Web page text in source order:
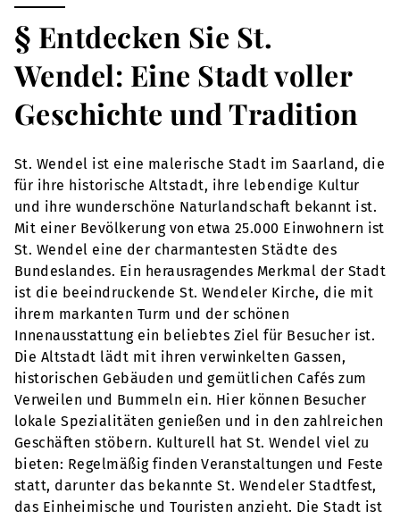
§ Entdecken Sie St.
Wendel: Eine Stadt voller
Geschichte und Tradition
St. Wendel ist eine malerische Stadt im Saarland, die
für ihre historische Altstadt, ihre lebendige Kultur
und ihre wunderschöne Naturlandschaft bekannt ist.
Mit einer Bevölkerung von etwa 25.000 Einwohnern ist
St. Wendel eine der charmantesten Städte des
Bundeslandes. Ein herausragendes Merkmal der Stadt
ist die beeindruckende St. Wendeler Kirche, die mit
ihrem markanten Turm und der schönen
Innenausstattung ein beliebtes Ziel für Besucher ist.
Die Altstadt lädt mit ihren verwinkelten Gassen,
historischen Gebäuden und gemütlichen Cafés zum
Verweilen und Bummeln ein. Hier können Besucher
lokale Spezialitäten genießen und in den zahlreichen
Geschäften stöbern. Kulturell hat St. Wendel viel zu
bieten: Regelmäßig finden Veranstaltungen und Feste
statt, darunter das bekannte St. Wendeler Stadtfest,
das Einheimische und Touristen anzieht. Die Stadt ist